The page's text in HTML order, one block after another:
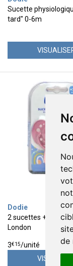
de
Sucette
tard" 0-6m
Dodie
2 sucettes +18 mois
London
3€15/unité
VISUALISER